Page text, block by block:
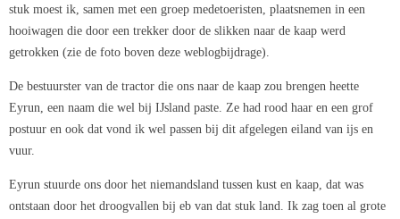
stuk moest ik, samen met een groep medetoeristen, plaatsnemen in een
hooiwagen die door een trekker door de slikken naar de kaap werd
getrokken (zie de foto boven deze weblogbijdrage).
De bestuurster van de tractor die ons naar de kaap zou brengen heette
Eyrun, een naam die wel bij IJsland paste. Ze had rood haar en een grof
postuur en ook dat vond ik wel passen bij dit afgelegen eiland van ijs en
vuur.
Eyrun stuurde ons door het niemandsland tussen kust en kaap, dat was
ontstaan door het droogvallen bij eb van dat stuk land. Ik zag toen al grote